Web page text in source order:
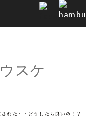
スケ
れた・・どうしたら良いの！？